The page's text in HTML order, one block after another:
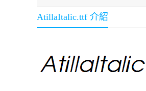
AtillaItalic.ttf 介紹